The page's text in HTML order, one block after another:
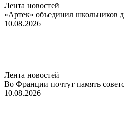
Лента новостей
«Артек» объединил школьников
10.08.2026
Лента новостей
Во Франции почтут память
10.08.2026